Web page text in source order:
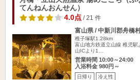
てんねんおんせん）
4.0点/ 21 件
富山県 / 中新川郡舟橋
稚子塚駅1.28km
富山地方鉄道立山線 稚児
山ICより1…
営業時間 10:00～24:00
入浴料金 980円～
日帰り 冷え性